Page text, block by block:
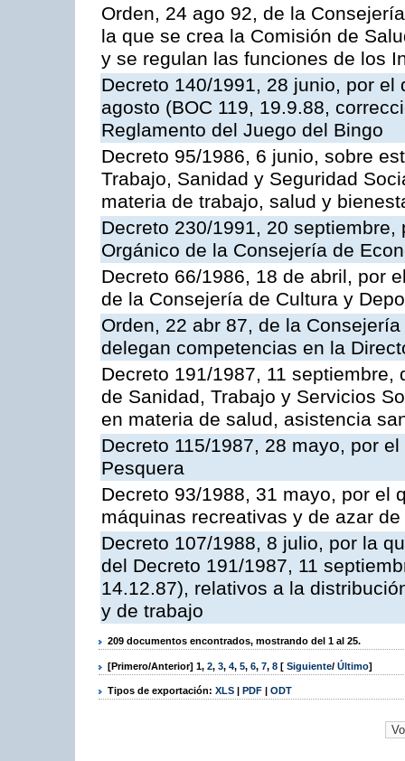
Orden, 24 ago 92, de la
la que se crea la Comisión de
y se regulan las funciones de los
Decreto 140/1991, 28 junio, por
agosto (BOC 119, 19.9.88,
Reglamento del Juego del Bingo
Decreto 95/1986, 6 junio, sobre
Trabajo, Sanidad y Seguridad
materia de trabajo, salud y
Decreto 230/1991, 20
Orgánico de la Consejería de
Decreto 66/1986, 18 de abril, por
de la Consejería de Cultura y
Orden, 22 abr 87, de la
delegan competencias en la
Decreto 191/1987, 11
de Sanidad, Trabajo y Servicios
en materia de salud, asistencia
Decreto 115/1987, 28 mayo, por
Pesquera
Decreto 93/1988, 31 mayo, por el
máquinas recreativas y de azar
Decreto 107/1988, 8 julio, por la
del Decreto 191/1987, 11
14.12.87), relativos a la
y de trabajo
209 documentos encontrados, mostrando del 1 al 25.
[Primero/Anterior] 1, 2, 3, 4, 5, 6, 7, 8 [ Siguiente/ Último]
Tipos de exportación: XLS | PDF | ODT